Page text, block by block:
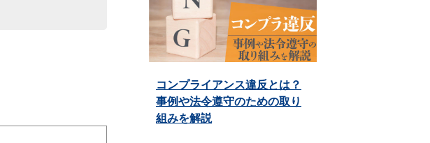
コンプライアンス違反とは？
事例や法令遵守のための取り
組みを解説